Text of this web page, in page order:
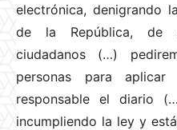
electrónica, denigrando
de la República, de
ciudadanos (…)
personas para
responsable el diario
incumpliendo la ley y